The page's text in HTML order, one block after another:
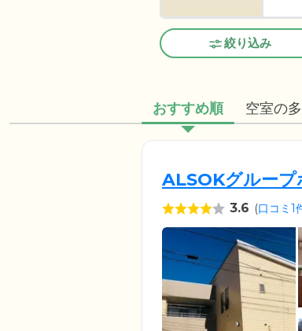
絞り込み
おすすめ順 空室の
ALSOKグループ
3.6 (口コミ1